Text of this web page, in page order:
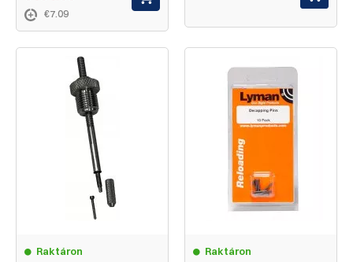
€7.09
Raktáron Raktáron